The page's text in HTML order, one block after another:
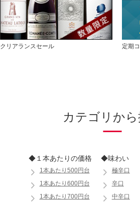
クリアランスセール 定期
カテゴリか
◆１本あたりの価格
1本あたり500円台
1本あたり600円台
1本あたり700円台
◆味わい
極辛口
辛口
中辛口